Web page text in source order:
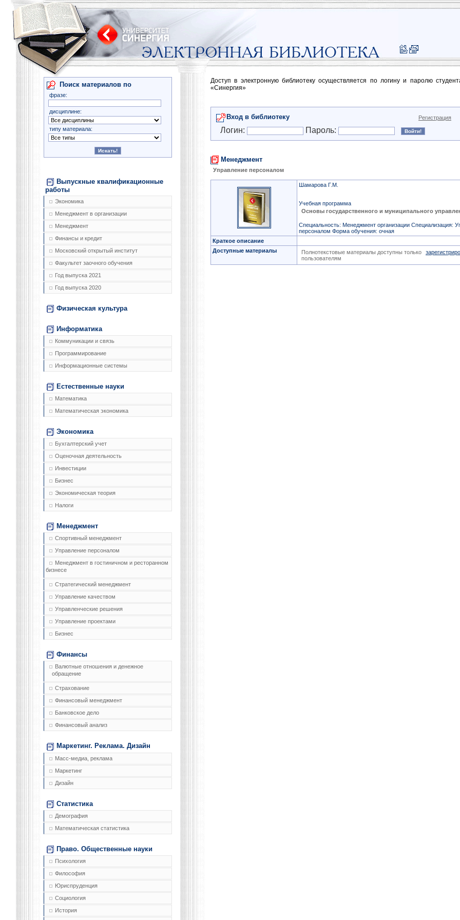
Поиск материалов по
фразе:
дисциплине:
типу материала:
Выпускные квалификационные
работы
Экономика
Менеджмент в организации
Менеджмент
Финансы и кредит
Московский открытый институт
Факультет заочного обучения
Год выпуска 2021
Год выпуска 2020
Физическая культура
Информатика
Коммуникации и связь
Программирование
Информационные системы
Естественные науки
Математика
Математическая экономика
Экономика
Бухгалтерский учет
Оценочная деятельность
Инвестиции
Бизнес
Экономическая теория
Налоги
Менеджмент
Спортивный менеджмент
Управление персоналом
Менеджмент в гостиничном и ресторанном
бизнесе
Стратегический менеджмент
Управление качеством
Управленческие решения
Управление проектами
Бизнес
Финансы
Валютные отношения и денежное
обращение
Страхование
Финансовый менеджмент
Банковское дело
Финансовый анализ
Маркетинг. Реклама. Дизайн
Масс-медиа, реклама
Маркетинг
Дизайн
Статистика
Демография
Математическая статистика
Право. Общественные науки
Психология
Философия
Юриспруденция
Социология
История
Доступ в электронную библиотеку осуществляется по логину и паролю
«Синергия»
Вход в библиотеку Регистрация
Логин: Пароль:
Менеджмент
Управление персоналом
Шамарова Г.М.
Учебная программа
Основы государственного и муниципального
Специальность: Менеджмент организации Специализация:
персоналом Форма обучения: очная
Краткое описание
Доступные материалы
Полнотекстовые материалы доступны только
пользователям